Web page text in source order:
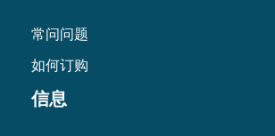
常问问题
如何订购
信息